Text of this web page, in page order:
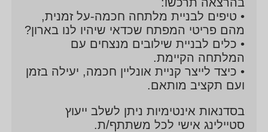
• טיפים לבניית מלתחה חכמה-על זמנית,
מהם פריטי המפתח שכדאי שיהיו לנו בארון?
• כלים לבניית שילובים מנצחים עם
המלתחה הקיימת.
• כיצד לייצר קניית אונליין חכמה, יעילה בזמן
ועם תקציב מותאם.
בסדנאות אינטימיות ניתן לשלב ייעוץ
סטיילינג אישי לכל משתתף/ת.